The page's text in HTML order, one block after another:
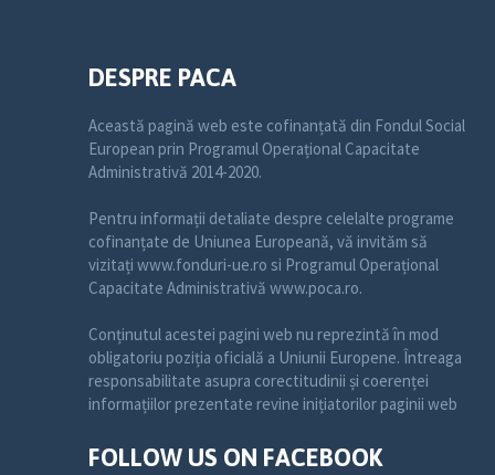
DESPRE PACA
Această pagină web este cofinanțată din Fondul Social
European prin Programul Operațional Capacitate
Administrativă 2014-2020.
Pentru informații detaliate despre celelalte programe
cofinanțate de Uniunea Europeană, vă invităm să
vizitați www.fonduri-ue.ro si Programul Operațional
Capacitate Administrativă www.poca.ro.
Conținutul acestei pagini web nu reprezintă în mod
obligatoriu poziția oficială a Uniunii Europene. Întreaga
responsabilitate asupra corectitudinii și coerenței
informațiilor prezentate revine inițiatorilor paginii web
FOLLOW US ON FACEBOOK